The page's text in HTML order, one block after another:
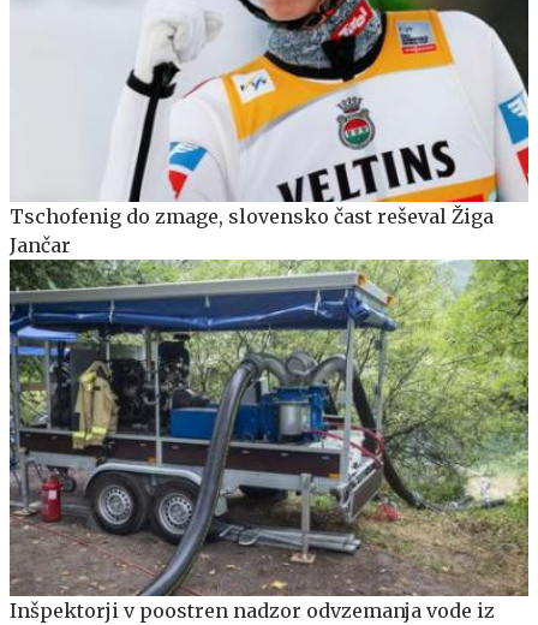
Tschofenig do zmage, slovensko čast reševal Žiga
Jančar
Inšpektorji v poostren nadzor odvzemanja vode iz